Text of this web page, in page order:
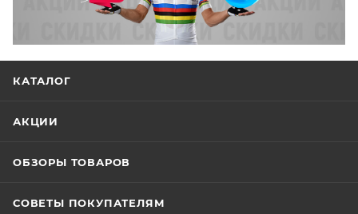
КАТАЛОГ
АКЦИИ
ОБЗОРЫ ТОВАРОВ
СОВЕТЫ ПОКУПАТЕЛЯМ